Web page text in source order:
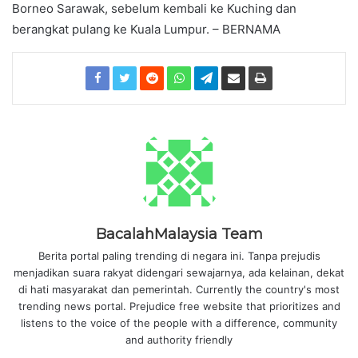
Borneo Sarawak, sebelum kembali ke Kuching dan
berangkat pulang ke Kuala Lumpur. – BERNAMA
BacalahMalaysia Team
Berita portal paling trending di negara ini. Tanpa prejudis
menjadikan suara rakyat didengari sewajarnya, ada kelainan, dekat
di hati masyarakat dan pemerintah. Currently the country's most
trending news portal. Prejudice free website that prioritizes and
listens to the voice of the people with a difference, community
and authority friendly